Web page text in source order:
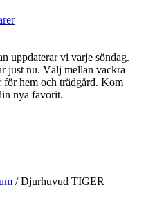
r
uppdaterar vi varje söndag.
just nu. Välj mellan vackra
för hem och trädgård. Kom
nya favorit.
/Djurhuvud TIGER